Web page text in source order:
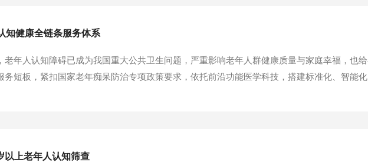
知健康全链条服务体系
老年人认知障碍已成为我国重大公共卫生问题，严重影响老年人群健康质量与家庭幸福，也
务短板，紧扣国家老年痴呆防治专项政策要求，依托前沿功能医学科技，搭建标准化、智能
以上老年人认知筛查